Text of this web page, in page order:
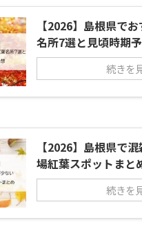
【2026】島根県で
名所7選と見頃時期
続きを
【2026】島根県で
場紅葉スポットまと
続きを